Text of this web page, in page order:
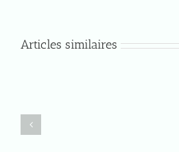
Articles similaires